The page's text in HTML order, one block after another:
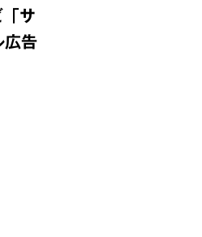
サ
広告